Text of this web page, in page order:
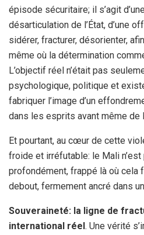
épisode sécuritaire; il s’agit
désarticulation de l’État, d’une
sidérer, fracturer, désorienter,
même où la détermination
L’objectif réel n’était pas
psychologique, politique et
fabriquer l’image d’un
dans les esprits avant même de
Et pourtant, au cœur de cette
froide et irréfutable: le Mali
profondément, frappé là où cela
debout, fermement ancré dans
Souveraineté: la ligne de
international réel . Une vérité